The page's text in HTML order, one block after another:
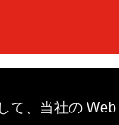
て、当社の